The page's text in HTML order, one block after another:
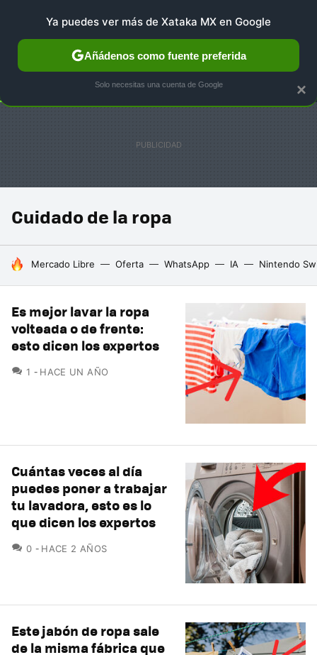
SELECCIÓN GAMING HOME AUTO TERRITORIO
Cuidado de la ropa
HOY SE HABLA DE
Mercado Libre Oferta WhatsApp IA Nintendo
Es mejor lavar la ropa
volteada o de frente:
esto dicen los expertos
1 COMENTARIOS
HACE UN AÑO
Cuántas veces al día
puedes poner a trabajar
tu lavadora, esto es lo
que dicen los expertos
0 COMENTARIOS
HACE 2 AÑOS
Este jabón de ropa sale
de la misma fábrica que
×
Ya puedes ver más de Xataka MX en Google
Añádenos como fuente preferida
Solo necesitas una cuenta de Google